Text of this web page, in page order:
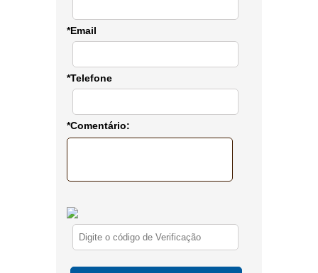
*Email
*Telefone
*Comentário: